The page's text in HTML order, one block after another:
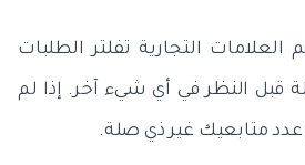
التجارية تفلتر الطلبات
قبل النظر في أي شيء آخر. إذا لم
عدد متابعيك غير ذي صلة.